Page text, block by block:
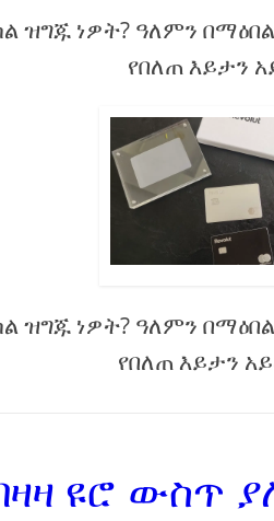
ዝግጁ ነዎት? ዓለምን
የበለጠ እይታን
ዝግጁ ነዎት? ዓለምን
የበለጠ እይታን
ዩሮ ውስጥ